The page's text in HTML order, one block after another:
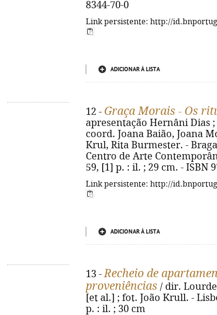
8344-70-0
Link persistente: http://
ADICIONAR À LISTA
12 - Graça Morais - Os
apresentação Hernâni Dias
coord. Joana Baião, Joana
Krul, Rita Burmester. -
Centro de Arte
59, [1] p. : il. ; 29 cm. - ISBN
Link persistente: http://
ADICIONAR À LISTA
13 -Recheio de
proveniências / dir.
[et al.] ; fot. João Krull. -
p. : il. ; 30 cm